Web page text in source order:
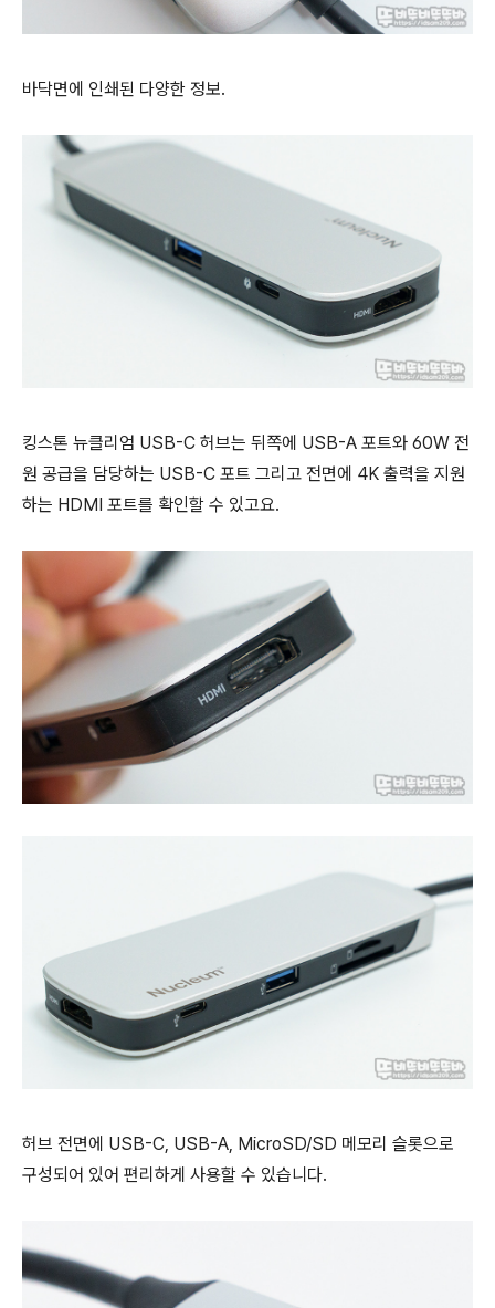
바닥면에 인쇄된 다양한 정보.
킹스톤 뉴클리엄 USB-C 허브는 뒤쪽에 USB-A 포트와 60W 전
원 공급을 담당하는 USB-C 포트 그리고 전면에 4K 출력을 지원
하는 HDMI 포트를 확인할 수 있고요.
허브 전면에 USB-C, USB-A, MicroSD/SD 메모리 슬롯으로
구성되어 있어 편리하게 사용할 수 있습니다.